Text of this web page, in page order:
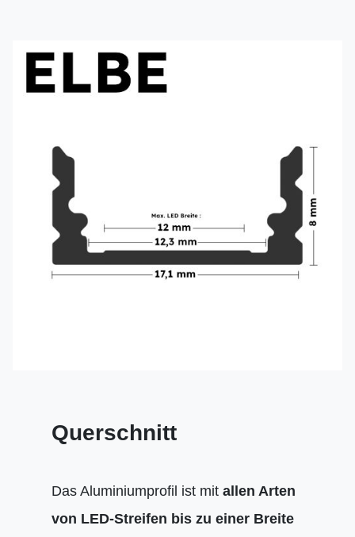
Querschnitt
Das Aluminiumprofil ist mit allen Arten
von LED-Streifen bis zu einer Breite